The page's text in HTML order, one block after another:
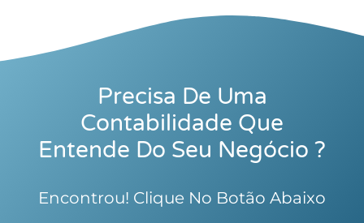
Precisa De Uma
Contabilidade Que
Entende Do Seu Negócio ?
Encontrou! Clique No Botão Abaixo